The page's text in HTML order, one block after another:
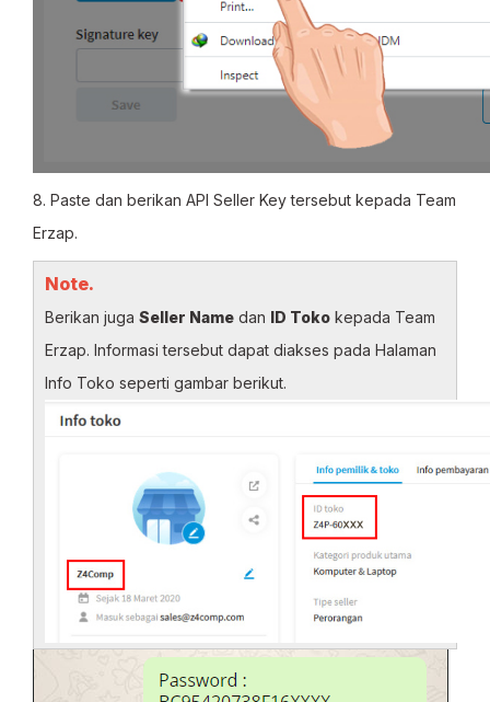
8. Paste dan berikan API Seller Key tersebut kepada Team
Erzap.
Note.
Berikan juga Seller Name dan ID Toko kepada Team
Erzap. Informasi tersebut dapat diakses pada Halaman
Info Toko seperti gambar berikut.